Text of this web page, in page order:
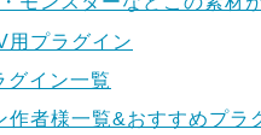
用プラグイン
イン一覧
者様一覧&おすすめプラ